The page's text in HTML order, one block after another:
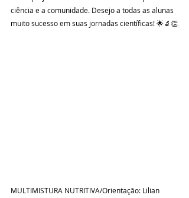
ciência e a comunidade. Desejo a todas as alunas
muito sucesso em suas jornadas científicas! 🌟🔬👏
MULTIMISTURA NUTRITIVA/Orientação: Lilian